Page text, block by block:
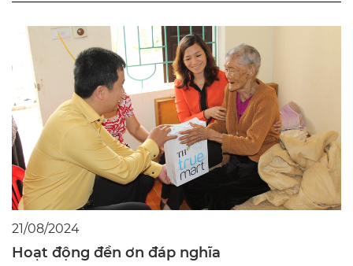
21/08/2024
Hoạt động đền ơn đáp nghĩa